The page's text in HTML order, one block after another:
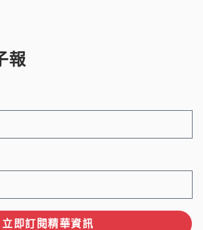
報
立即訂閱精華資訊